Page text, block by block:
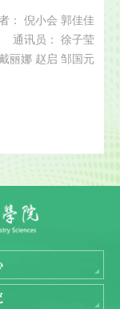
： 倪小会 郭佳佳
通讯员： 徐子莹
丽娜 赵启 邹国元